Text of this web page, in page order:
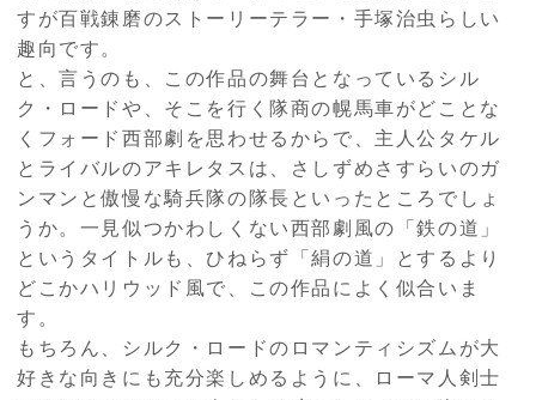
すが百戦錬磨のストーリーテラー・手塚治虫らしい
趣向です。
と、言うのも、この作品の舞台となっているシル
ク・ロードや、そこを行く隊商の幌馬車がどことな
くフォード西部劇を思わせるからで、主人公タケル
とライバルのアキレタスは、さしずめさすらいのガ
ンマンと傲慢な騎兵隊の隊長といったところでしょ
うか。一見似つかわしくない西部劇風の「鉄の道」
というタイトルも、ひねらず「絹の道」とするより
どこかハリウッド風で、この作品によく似合いま
す。
もちろん、シルク・ロードのロマンティシズムが大
好きな向きにも充分楽しめるように、ローマ人剣士